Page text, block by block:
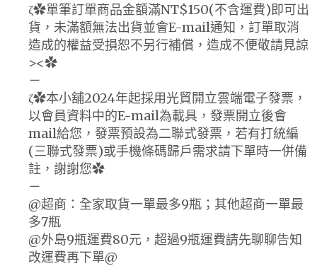
ζ✿單筆訂單商品金額滿NT$150(不含運費)即可出
貨，未滿額無法出貨並會E-mail通知，訂單取消
造成的權益受損恕不另行補償，造成不便敬請見諒
><✿
－
ζ✿本小舖2024年起採用光貿開立雲端電子發票，
以會員資料中的E-mail為載具，發票開立後會
mail給您，發票預設為二聯式發票，若有打統編
(三聯式發票)或手機條碼歸戶需求請下單時一併備
註，謝謝您✿
－
@超商：全家取貨一單最多9瓶；其他超商一單最
多7瓶
@外島9瓶運費80元，超過9瓶運費請先聊聊告知
改運費再下單@